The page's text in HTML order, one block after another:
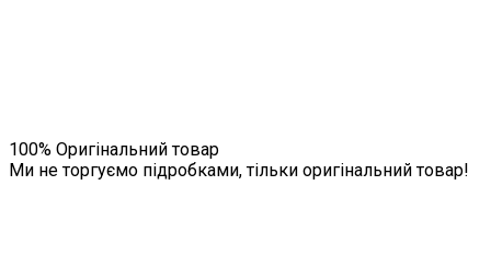
100% Оригінальний товар
Ми не торгуємо підробками, тільки оригінальний товар!